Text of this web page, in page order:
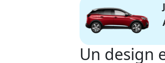
Un design